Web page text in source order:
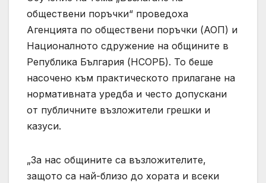
обществени поръчки“ проведоха
Агенцията по обществени поръчки (АОП) и
Националното сдружение на общините в
Република България (НСОРБ). То беше
насочено към практическото прилагане на
нормативната уредба и често допускани
от публичните възложители грешки и
казуси.
„За нас общините са възложителите,
защото са най-близо до хората и всеки